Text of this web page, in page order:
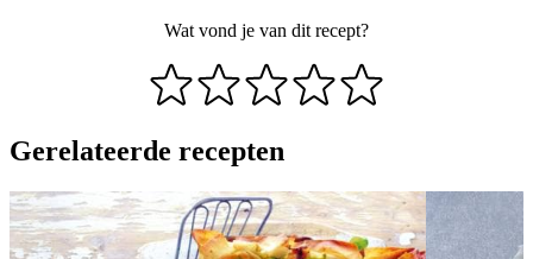
Wat vond je van dit recept?
Gerelateerde recepten